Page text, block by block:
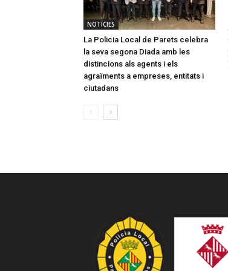
NOTÍCIES
La Policia Local de Parets celebra
la seva segona Diada amb les
distincions als agents i els
agraïments a empreses, entitats i
ciutadans